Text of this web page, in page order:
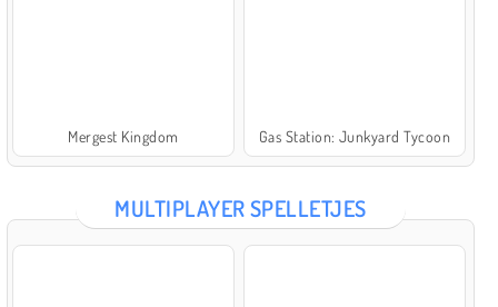
Mergest Kingdom Gas Station: Junkyard Tycoon
MULTIPLAYER SPELLETJES